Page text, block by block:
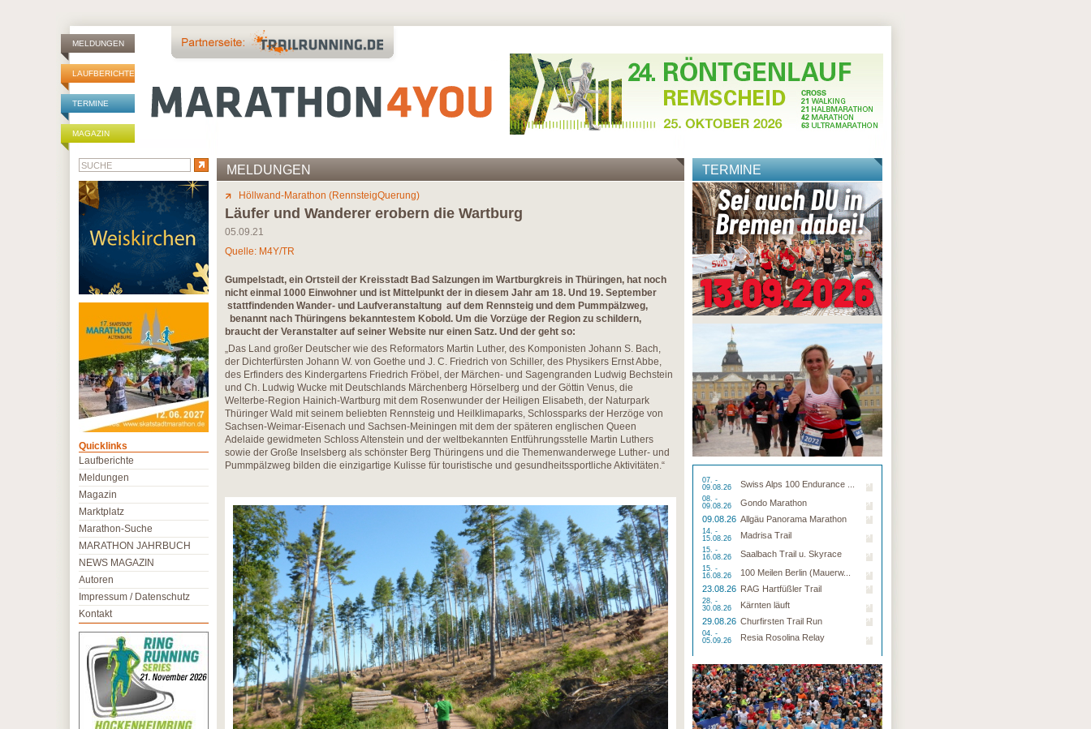
MELDUNGEN
LAUFBERICHTE
TERMINE
MAGAZIN
MELDUNGEN
Höllwand-Marathon (RennsteigQuerung)
Läufer und Wanderer erobern die Wartburg
05.09.21
Quelle: M4Y/TR
Gumpelstadt, ein Ortsteil der Kreisstadt Bad Salzungen im Wartburgkreis in Thüringen, hat noch
nicht einmal 1000 Einwohner und ist Mittelpunkt der in diesem Jahr am 18. Und 19. September
stattfindenden Wander- und Laufveranstaltung auf dem Rennsteig und dem Pummpälzweg,
benannt nach Thüringens bekanntestem Kobold. Um die Vorzüge der Region zu schildern,
braucht der Veranstalter auf seiner Website nur einen Satz. Und der geht so:
„Das Land großer Deutscher wie des Reformators Martin Luther, des Komponisten Johann S. Bach,
der Dichterfürsten Johann W. von Goethe und J. C. Friedrich von Schiller, des Physikers Ernst Abbe,
des Erfinders des Kindergartens Friedrich Fröbel, der Märchen- und Sagengranden Ludwig Bechstein
und Ch. Ludwig Wucke mit Deutschlands Märchenberg Hörselberg und der Göttin Venus, die
Welterbe-Region Hainich-Wartburg mit dem Rosenwunder der Heiligen Elisabeth, der Naturpark
Thüringer Wald mit seinem beliebten Rennsteig und Heilklimaparks, Schlossparks der Herzöge von
Sachsen-Weimar-Eisenach und Sachsen-Meiningen mit dem der späteren englischen Queen
Adelaide gewidmeten Schloss Altenstein und der weltbekannten Entführungsstelle Martin Luthers
sowie der Große Inselsberg als schönster Berg Thüringens und die Themenwanderwege Luther- und
Pummpälzweg bilden die einzigartige Kulisse für touristische und gesundheitssportliche Aktivitäten.“
TERMINE
07. -
09.08.26
Swiss Alps 100 Endurance ...
08. -
09.08.26
Gondo Marathon
09.08.26 Allgäu Panorama Marathon
14. -
15.08.26
Madrisa Trail
15. -
16.08.26
Saalbach Trail u. Skyrace
15. -
16.08.26
100 Meilen Berlin (Mauerw...
23.08.26 RAG Hartfüßler Trail
28. -
30.08.26
Kärnten läuft
29.08.26 Churfirsten Trail Run
04. -
05.09.26
Resia Rosolina Relay
Quicklinks
Laufberichte
Meldungen
Magazin
Marktplatz
Marathon-Suche
MARATHON JAHRBUCH
NEWS MAGAZIN
Autoren
Impressum / Datenschutz
Kontakt